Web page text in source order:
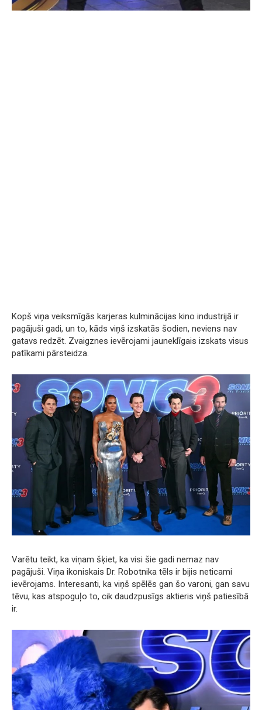
Kopš viņa veiksmīgās karjeras kulminācijas kino industrijā ir
pagājuši gadi, un to, kāds viņš izskatās šodien, neviens nav
gatavs redzēt. Zvaigznes ievērojami jauneklīgais izskats visus
patīkami pārsteidza.
Varētu teikt, ka viņam šķiet, ka visi šie gadi nemaz nav
pagājuši. Viņa ikoniskais Dr. Robotnika tēls ir bijis neticami
ievērojams. Interesanti, ka viņš spēlēs gan šo varoni, gan savu
tēvu, kas atspoguļo to, cik daudzpusīgs aktieris viņš patiesībā
ir.